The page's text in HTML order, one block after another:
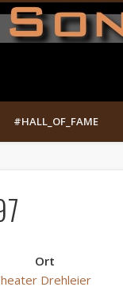
#HALL_OF_FAME
Ort
Drehleier